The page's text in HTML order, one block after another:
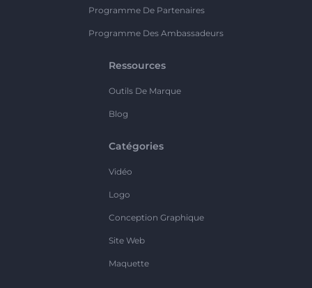
Programme De Partenaires
Programme Des Ambassadeurs
Ressources
Outils De Marque
Blog
Catégories
Vidéo
Logo
Conception Graphique
Site Web
Maquette